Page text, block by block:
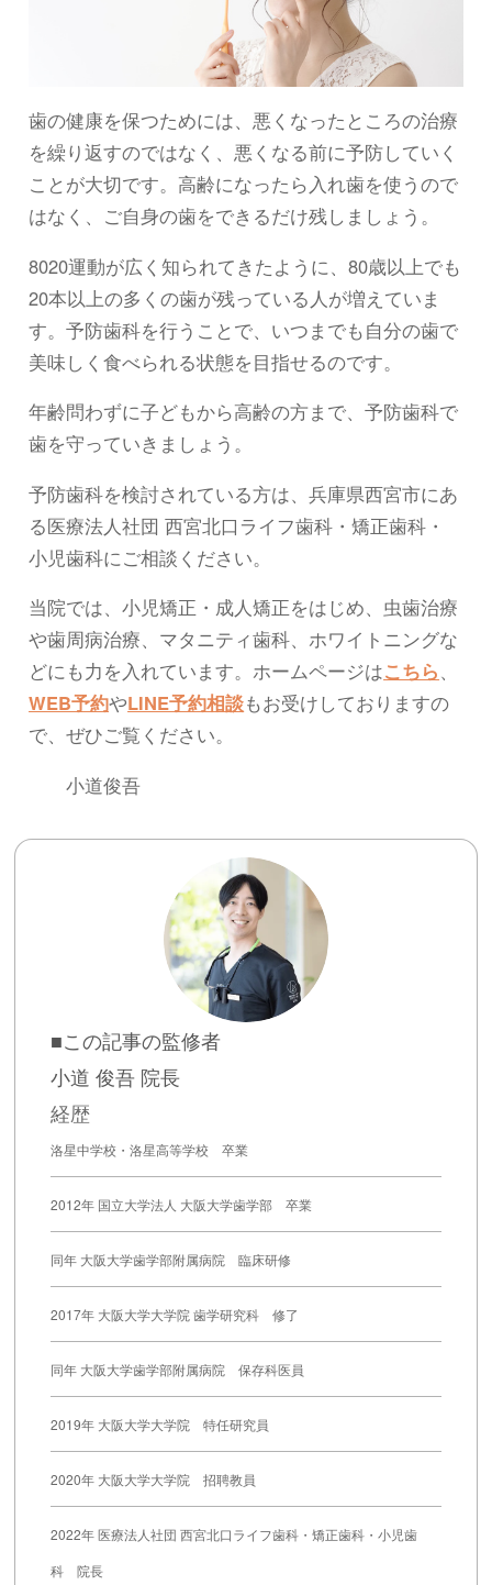
歯の健康を保つためには、悪くなったところの治療
を繰り返すのではなく、悪くなる前に予防していく
ことが大切です。高齢になったら入れ歯を使うので
はなく、ご自身の歯をできるだけ残しましょう。
8020運動が広く知られてきたように、80歳以上でも
20本以上の多くの歯が残っている人が増えていま
す。予防歯科を行うことで、いつまでも自分の歯で
美味しく食べられる状態を目指せるのです。
年齢問わずに子どもから高齢の方まで、予防歯科で
歯を守っていきましょう。
予防歯科を検討されている方は、兵庫県西宮市にあ
る医療法人社団 西宮北口ライフ歯科・矯正歯科・
小児歯科にご相談ください。
当院では、小児矯正・成人矯正をはじめ、虫歯治療
や歯周病治療、マタニティ歯科、ホワイトニングな
どにも力を入れています。ホームページはこちら、
WEB予約やLINE予約相談もお受けしておりますの
で、ぜひご覧ください。
小道俊吾
■この記事の監修者
小道 俊吾 院長
経歴
洛星中学校・洛星高等学校 卒業
2012年 国立大学法人 大阪大学歯学部 卒業
同年 大阪大学歯学部附属病院 臨床研修
2017年 大阪大学大学院 歯学研究科 修了
同年 大阪大学歯学部附属病院 保存科医員
2019年 大阪大学大学院 特任研究員
2020年 大阪大学大学院 招聘教員
2022年 医療法人社団 西宮北口ライフ歯科・矯正歯科・小児歯
科 院長